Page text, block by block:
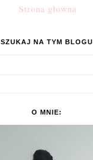
Strona główna
SZUKAJ NA TYM BLOGU
O MNIE: